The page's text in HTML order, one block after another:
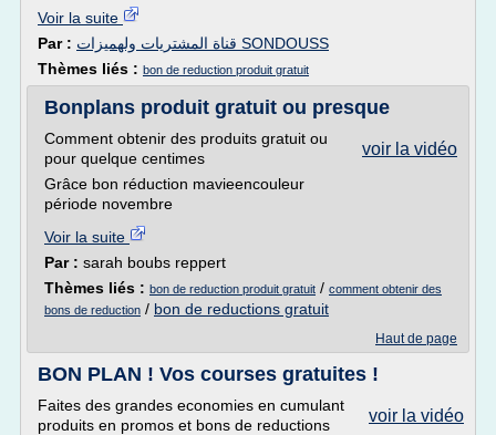
Voir la suite
Par :
قناة المشتريات ولهميزات SONDOUSS
Thèmes liés : bon de reduction produit gratuit
Bonplans produit gratuit ou presque
voir la vidéo
Comment obtenir des produits gratuit ou
pour quelque centimes
Grâce bon réduction mavieencouleur
période novembre
Voir la suite
Par : sarah boubs reppert
Thèmes liés : bon de reduction produit gratuit / comment obtenir des
bons de reduction / bon de reductions gratuit
Haut de page
BON PLAN ! Vos courses gratuites !
voir la vidéo
Faites des grandes economies en cumulant
produits en promos et bons de reductions